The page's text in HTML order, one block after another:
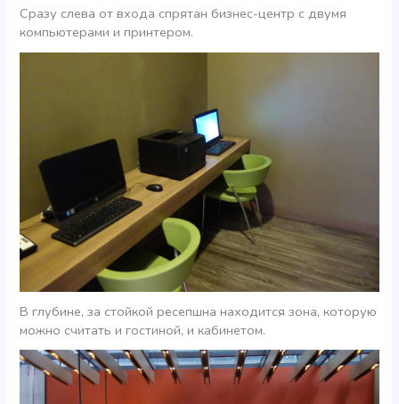
Сразу слева от входа спрятан бизнес-центр с двумя
компьютерами и принтером.
В глубине, за стойкой ресепшна находится зона, которую
можно считать и гостиной, и кабинетом.